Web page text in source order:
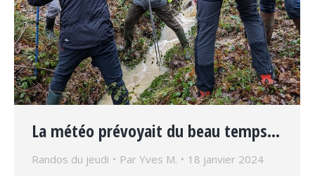
La météo prévoyait du beau temps…
Randos du jeudi Par Yves M. 18 janvier 2024